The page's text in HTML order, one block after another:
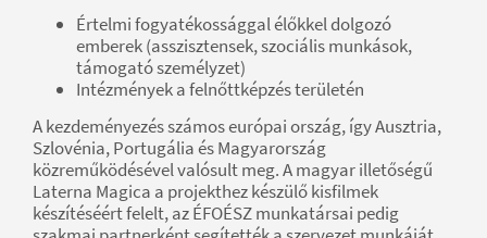
Értelmi fogyatékossággal élőkkel dolgozó
emberek (asszisztensek, szociális munkások,
támogató személyzet)
Intézmények a felnőttképzés területén
A kezdeményezés számos európai ország, így Ausztria,
Szlovénia, Portugália és Magyarország
közreműködésével valósult meg. A magyar illetőségű
Laterna Magica a projekthez készülő kisfilmek
készítéséért felelt, az ÉFOÉSZ munkatársai pedig